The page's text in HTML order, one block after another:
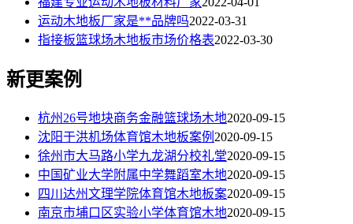
运动木地板厂家是**品牌吗2022-03-31
指接板篮球场木地板市场价格表2022-03-30
新更案例
杭州26号地块商务金融篮球场木地2020-09-15
沈阳于洪机场体育馆木地板案例 2020-09-15
徐州市大马路小学九龙湖分校礼堂2020-09-15
中国矿业大学附属中学舞蹈室木地2020-09-15
四川达州文理学院体育馆木地板案2020-09-15
南京市埔口区实验小学体育馆木地2020-09-15